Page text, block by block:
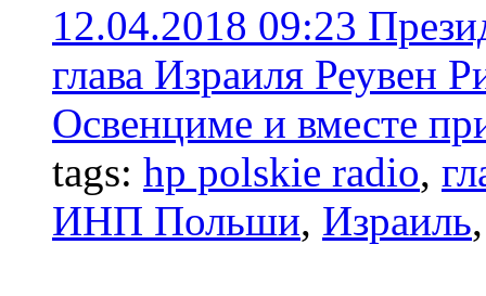
12.04.2018 09:23
глава Израиля Реувен
Освенциме и вместе
tags: hp polskie radio,
ИНП Польши, Израиль